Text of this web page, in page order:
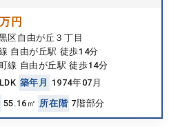
万円
区自由が丘３丁目
自由が丘駅 徒歩14分
線 自由が丘駅 徒歩14分
築年 月
1974年07月
55.16㎡ 所在 階 7階部分